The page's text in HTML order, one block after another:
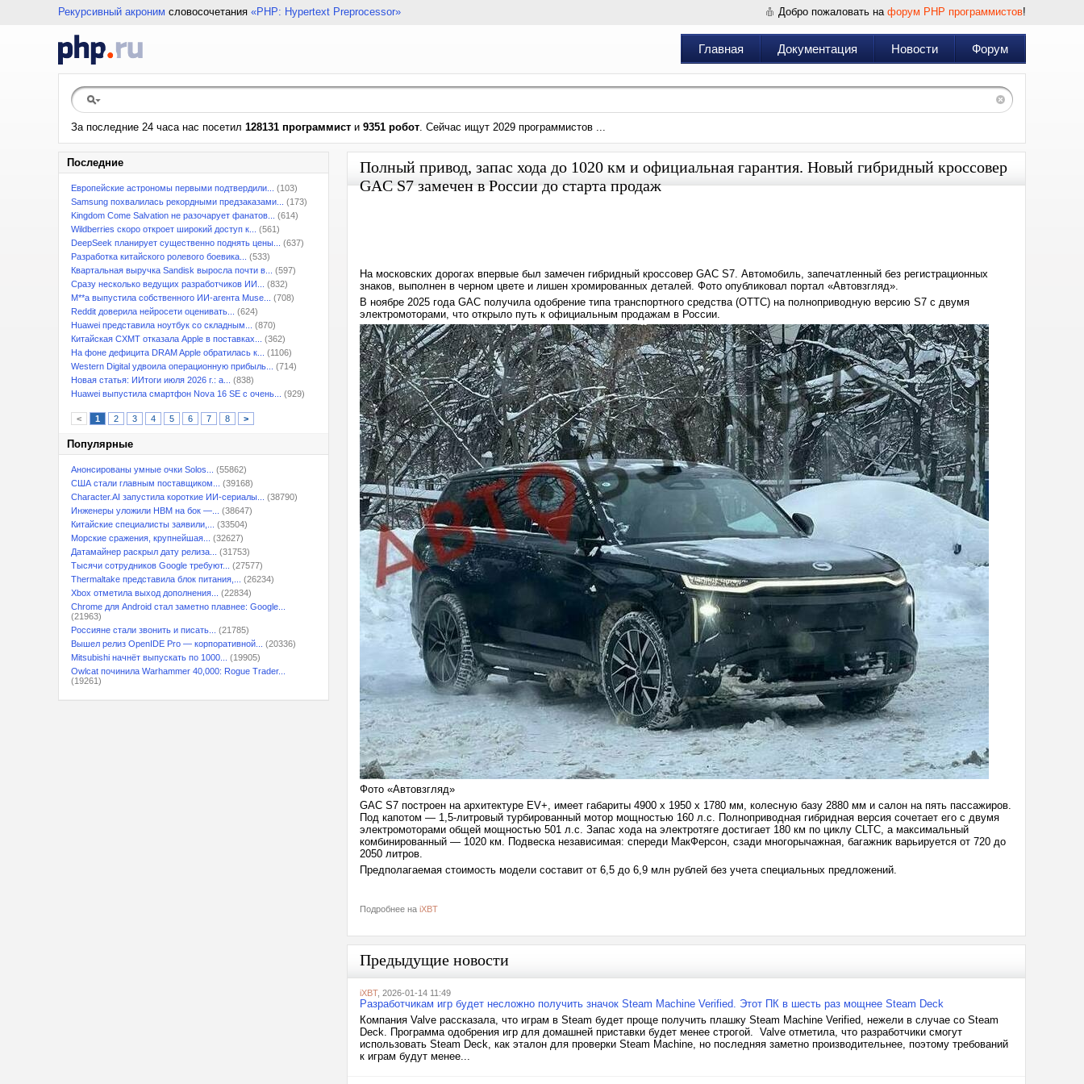
Рекурсивный акроним словосочетания «PHP: Hypertext Preprocessor» Добро пожаловать на форум PHP программистов!
Главная Документация Новости Форум
За последние 24 часа нас посетил 128131 программист и 9351 робот. Сейчас ищут 2029 программистов ...
Последние
Европейские астрономы первыми подтвердили...
(103)
Samsung похвалилась рекордными предзаказами...
(173)
Kingdom Come Salvation не разочарует фанатов...
(614)
Wildberries скоро откроет широкий доступ к...
(561)
DeepSeek планирует существенно поднять цены...
(637)
Разработка китайского ролевого боевика...
(533)
Квартальная выручка Sandisk выросла почти в...
(597)
Сразу несколько ведущих разработчиков ИИ...
(832)
M**a выпустила собственного ИИ-агента Muse...
(708)
Reddit доверила нейросети оценивать...
(624)
Huawei представила ноутбук со складным...
(870)
Китайская CXMT отказала Apple в поставках...
(362)
На фоне дефицита DRAM Apple обратилась к...
(1106)
Western Digital удвоила операционную прибыль...
(714)
Новая статья: ИИтоги июля 2026 г.: а...
(838)
Huawei выпустила смартфон Nova 16 SE с очень...
(929)
< 1 2 3 4 5 6 7 8 >
Популярные
Анонсированы умные очки Solos...
(55862)
США стали главным поставщиком...
(39168)
Character.AI запустила короткие ИИ-сериалы...
(38790)
Инженеры уложили HBM на бок —...
(38647)
Китайские специалисты заявили,...
(33504)
Морские сражения, крупнейшая...
(32627)
Датамайнер раскрыл дату релиза...
(31753)
Тысячи сотрудников Google требуют...
(27577)
Thermaltake представила блок питания,...
(26234)
Xbox отметила выход дополнения...
(22834)
Chrome для Android стал заметно плавнее: Google...
(21963)
Россияне стали звонить и писать...
(21785)
Вышел релиз OpenIDE Pro — корпоративной...
(20336)
Mitsubishi начнёт выпускать по 1000...
(19905)
Owlcat починила Warhammer 40,000: Rogue Trader...
(19261)
Полный привод, запас хода до 1020 км и официальная гарантия. Новый гибридный кроссовер
GAC S7 замечен в России до старта продаж
На московских дорогах впервые был замечен гибридный кроссовер GAC S7. Автомобиль, запечатленный без регистрационных
знаков, выполнен в черном цвете и лишен хромированных деталей. Фото опубликовал портал «Автовзгляд».
В ноябре 2025 года GAC получила одобрение типа транспортного средства (ОТТС) на полноприводную версию S7 с двумя
электромоторами, что открыло путь к официальным продажам в России.
Фото «Автовзгляд»
GAC S7 построен на архитектуре EV+, имеет габариты 4900 х 1950 х 1780 мм, колесную базу 2880 мм и салон на пять пассажиров.
Под капотом — 1,5-литровый турбированный мотор мощностью 160 л.с. Полноприводная гибридная версия сочетает его с двумя
электромоторами общей мощностью 501 л.с. Запас хода на электротяге достигает 180 км по циклу CLTC, а максимальный
комбинированный — 1020 км. Подвеска независимая: спереди МакФерсон, сзади многорычажная, багажник варьируется от 720 до
2050 литров.
Предполагаемая стоимость модели составит от 6,5 до 6,9 млн рублей без учета специальных предложений.
Подробнее на iXBT
Предыдущие новости
iXBT, 2026-01-14 11:49
Разработчикам игр будет несложно получить значок Steam Machine Verified. Этот ПК в шесть раз мощнее Steam Deck
Компания Valve рассказала, что играм в Steam будет проще получить плашку Steam Machine Verified, нежели в случае со Steam
Deck. Программа одобрения игр для домашней приставки будет менее строгой. Valve отметила, что разработчики смогут
использовать Steam Deck, как эталон для проверки Steam Machine, но последняя заметно производительнее, поэтому требований
к играм будут менее...